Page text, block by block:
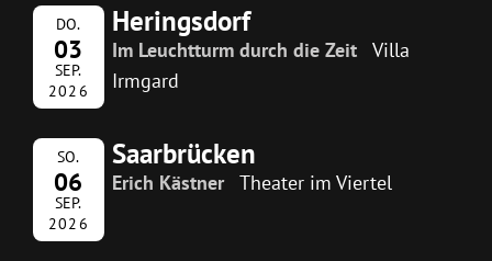
DO.
03
SEP.
2026
Heringsdorf
Im Leuchtturm durch die Zeit
Villa
Irmgard
SO.
06
SEP.
2026
Saarbrücken
Erich Kästner Theater im Viertel